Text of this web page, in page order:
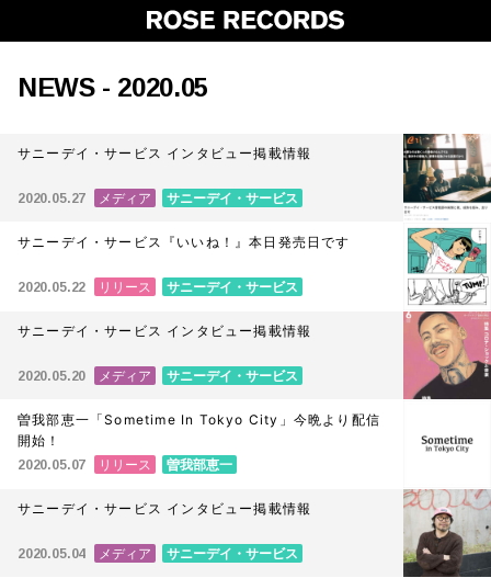
NEWS - 2020.05
サニーデイ・サービス インタビュー掲載情報
2020.05.27 メディア サニーデイ・サービス
サニーデイ・サービス『いいね！』本日発売日です
2020.05.22 リリース サニーデイ・サービス
サニーデイ・サービス インタビュー掲載情報
2020.05.20 メディア サニーデイ・サービス
曽我部恵一「Sometime In Tokyo City」今晩より配信
開始！
2020.05.07 リリース 曽我部恵一
サニーデイ・サービス インタビュー掲載情報
2020.05.04 メディア サニーデイ・サービス